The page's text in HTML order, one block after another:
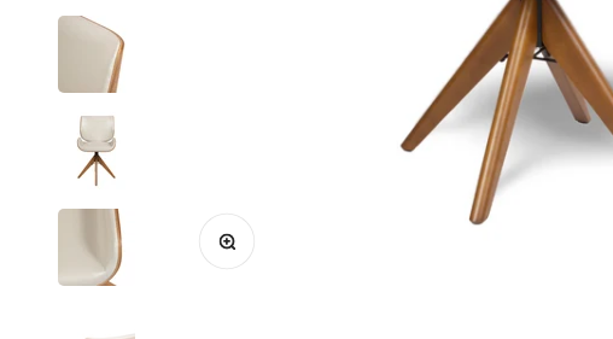
Zoom na imagem